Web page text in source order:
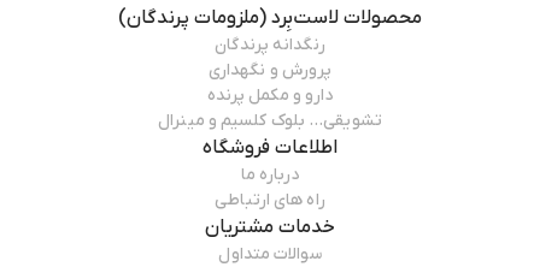
محصولات لاست‌بِرد (ملزومات پرندگان)
رنگدانه پرندگان
پرورش و نگهداری
دارو و مکمل پرنده
تشویقی… بلوک کلسیم و مینرال
اطلاعات فروشگاه
درباره ما
راه های ارتباطی
خدمات مشتریان
سوالات متداول